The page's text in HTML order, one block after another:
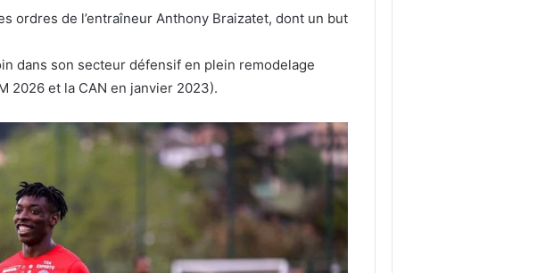
ordres de l’entraîneur Anthony Braizatet, dont un but
dans son secteur défensif en plein remodelage
2026 et la CAN en janvier 2023).